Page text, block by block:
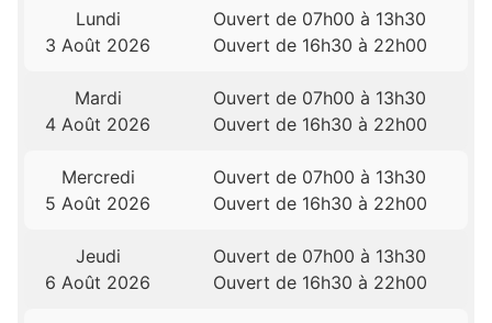
Lundi
3 Août 2026
Ouvert de 07h00 à 13h30
Ouvert de 16h30 à 22h00
Mardi
4 Août 2026
Ouvert de 07h00 à 13h30
Ouvert de 16h30 à 22h00
Mercredi
5 Août 2026
Ouvert de 07h00 à 13h30
Ouvert de 16h30 à 22h00
Jeudi
6 Août 2026
Ouvert de 07h00 à 13h30
Ouvert de 16h30 à 22h00